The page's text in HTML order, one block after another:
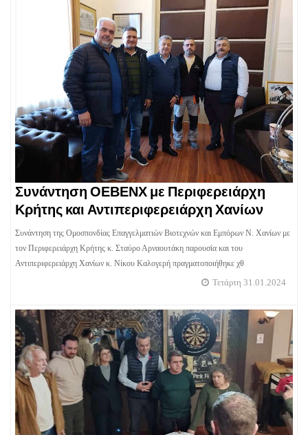
Συνάντηση ΟΕΒΕΝΧ με Περιφερειάρχη
Κρήτης και Αντιπεριφερειάρχη Χανίων
Συνάντηση της Ομοσπονδίας Επαγγελματιών Βιοτεχνών και Εμπόρων Ν. Χανίων με
τον Περιφερειάρχη Κρήτης κ. Σταύρο Αρναουτάκη παρουσία και του
Αντιπεριφερειάρχη Χανίων κ. Νίκου Καλογερή πραγματοποιήθηκε χθ
Τετάρτη 31.01.2024